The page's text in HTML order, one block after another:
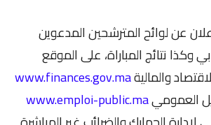
عن لوائح المترشحين المدعوين
وكذا نتائج المباراة، على الموقع
والماليةwww.finances.gov.ma
العموميwww.emploi-public.ma